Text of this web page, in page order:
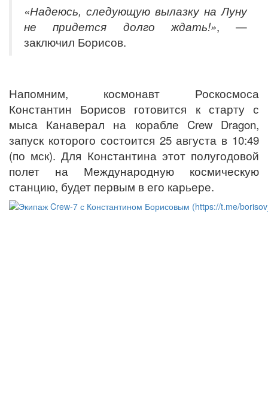
«Надеюсь, следующую вылазку на Луну
не придется долго ждать!», —
заключил Борисов.
Напомним, космонавт Роскосмоса
Константин Борисов готовится к старту с
мыса Канаверал на корабле Crew Dragon,
запуск которого состоится 25 августа в 10:49
(по мск). Для Константина этот полугодовой
полет на Международную космическую
станцию, будет первым в его карьере.